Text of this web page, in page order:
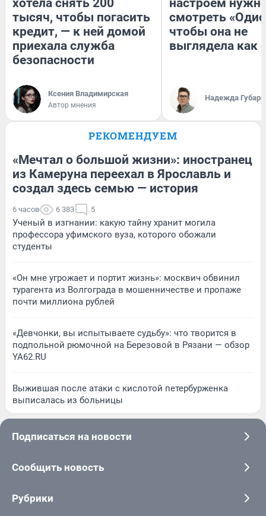
хотела снять 200
тысяч, чтобы погасить
кредит, — к ней домой
приехала служба
безопасности
Ксения Владимирская
Автор мнения
настроем
смотреть
чтобы она не
выглядела как
Надежда Губарь
РЕКОМЕНДУЕМ
«Мечтал о большой жизни»: иностранец
из Камеруна переехал в Ярославль и
создал здесь семью — история
6 часов 6 383 5
Ученый в изгнании: какую тайну хранит могила
профессора уфимского вуза, которого обожали
студенты
«Он мне угрожает и портит жизнь»: москвич обвинил
турагента из Волгограда в мошенничестве и пропаже
почти миллиона рублей
«Девчонки, вы испытываете судьбу»: что творится в
подпольной рюмочной на Березовой в Рязани — обзор
YA62.RU
Выжившая после атаки с кислотой петербурженка
выписалась из больницы